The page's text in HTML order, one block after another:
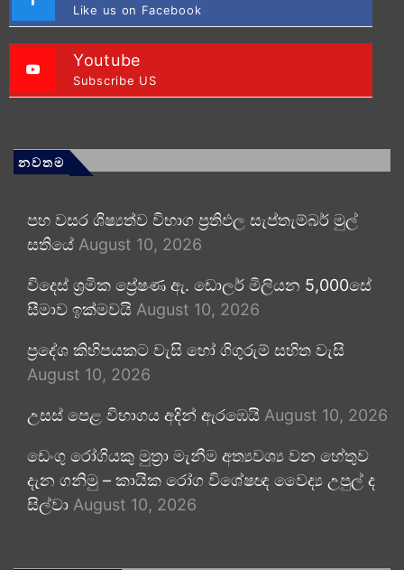
Like us on Facebook
Youtube
Subscribe US
නවතම
පහ වසර ශිෂ්‍යත්ව විභාග ප්‍රතිඵල සැප්තැම්බර් මුල්
සතියේ August 10, 2026
විදෙස් ශ්‍රමික ප්‍රේෂණ ඇ. ඩොලර් මිලියන 5,000සේ
සීමාව ඉක්මවයි August 10, 2026
ප්‍රදේශ කිහිපයකට වැසි හෝ ගිගුරුම් සහිත වැසි
August 10, 2026
උසස් පෙළ විභාගය අදින් ඇරඹෙයි August 10, 2026
ඩෙංගු රෝගියකු ⁣මුත්‍රා මැනීම අත්‍යවශ්‍ය වන හේතුව
දැන ගනිමු – කායික රෝග විශේෂඥ වෛද්‍ය උපුල් ද
සිල්වා August 10, 2026